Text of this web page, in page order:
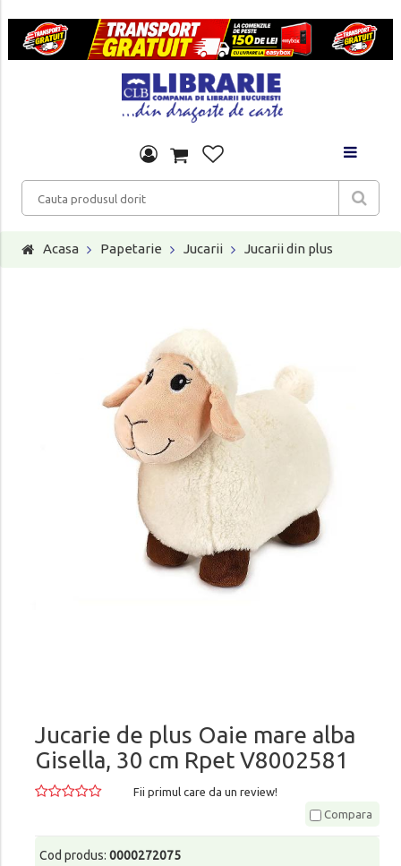
Acasa Papetarie Jucarii Jucarii din plus
Jucarie de plus Oaie mare alba
Gisella, 30 cm Rpet V8002581
Fii primul care da un review!
Compara
Cod produs: 0000272075